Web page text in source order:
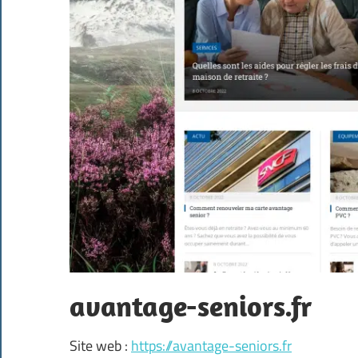
avantage-seniors.fr
Site web : https://avantage-seniors.fr